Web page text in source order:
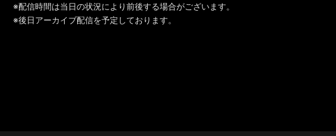
※配信時間は当日の状況により前後する場合がございます。
※後日アーカイブ配信を予定しております。